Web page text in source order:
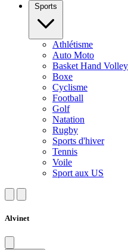
Sports
Athlétisme
Auto Moto
Basket Hand Volley
Boxe
Cyclisme
Football
Golf
Natation
Rugby
Sports d'hiver
Tennis
Voile
Sport aux US
Alvinet